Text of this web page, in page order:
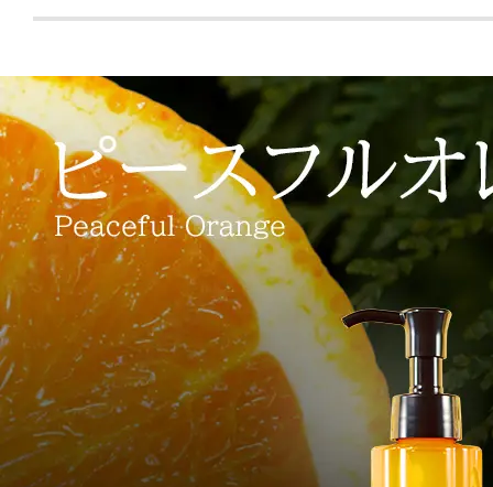
アテニア
ブランドサイ
アテニアの「